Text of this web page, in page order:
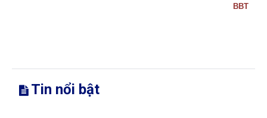
BBT
Tin nổi bật